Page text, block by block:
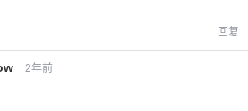
回复
2年前